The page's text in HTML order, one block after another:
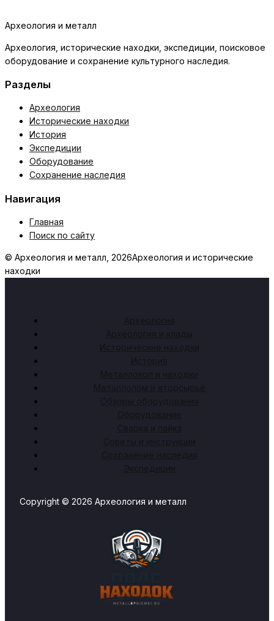
Археология и металл
Археология, исторические находки, экспедиции, поисковое
оборудование и сохранение культурного наследия.
Разделы
Археология
Исторические находки
История
Экспедиции
Оборудование
Сохранение наследия
Навигация
Главная
Поиск по сайту
© Археология и металл, 2026Археология и исторические
находки
Археология
Археология и клады
Исторические находки
История
Металлокоп и находки
Металлолом и вторсырьё
Обзоры оборудования
Оборудование
Сварка и пайка
Советы и инструкции
Сохранение наследия
Экспедиции
Copyright © 2026 Археология и металл